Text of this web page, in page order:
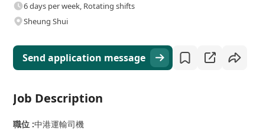
6 days per week, Rotating shifts
Sheung Shui
Send application message
Job Description
職位 :中港運輸司機